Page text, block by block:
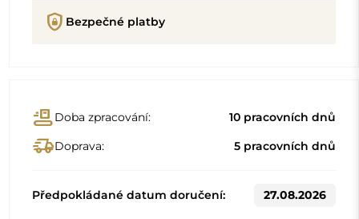
shield_lock Bezpečné platby
conveyor_beltDoba zpracování: 10 pracovních dnů
delivery_truck_speedDoprava: 5 pracovních dnů
Předpokládané datum doručení: 27.08.2026